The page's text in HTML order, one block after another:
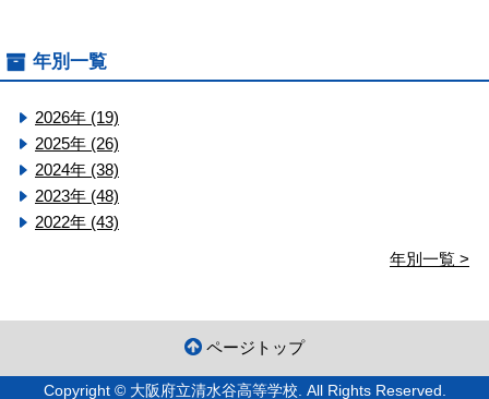
年別一覧
2026年 (19)
2025年 (26)
2024年 (38)
2023年 (48)
2022年 (43)
年別一覧 >
ページトップ
Copyright © 大阪府立清水谷高等学校. All Rights Reserved.